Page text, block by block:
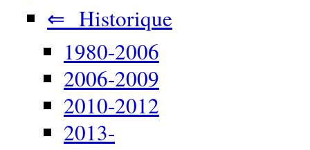
⇐ Historique
1980-2006
2006-2009
2010-2012
2013-